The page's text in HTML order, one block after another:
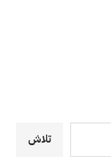
تلاش